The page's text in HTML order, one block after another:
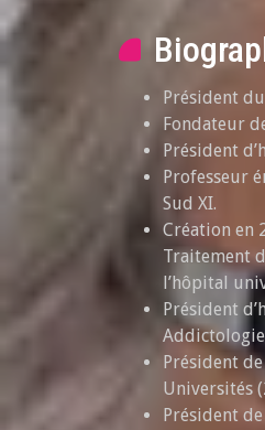
Président
Fondateur
Président
Professeur
Sud XI.
Création en
Traitement
l’hôpital
Président
Président
Universités
Président